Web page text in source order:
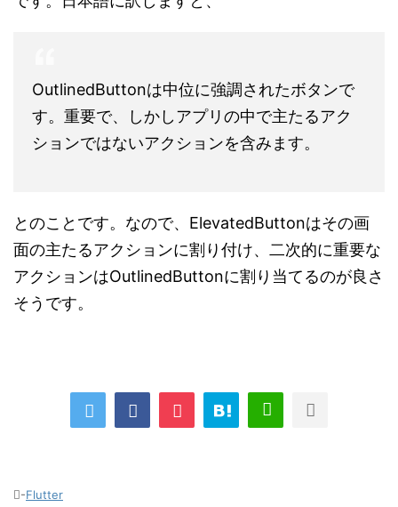
OutlinedButtonは中位に強調されたボタンで
す。重要で、しかしアプリの中で主たるアク
ションではないアクションを含みます。
とのことです。なので、ElevatedButtonはその画
面の主たるアクションに割り付け、二次的に重要な
アクションはOutlinedButtonに割り当てるのが良さ
そうです。
-Flutter